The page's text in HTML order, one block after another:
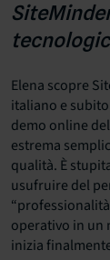
Elena scopre
italiano e
demo online del
estrema
qualità. È
usufruire del
operativo in un
inizia